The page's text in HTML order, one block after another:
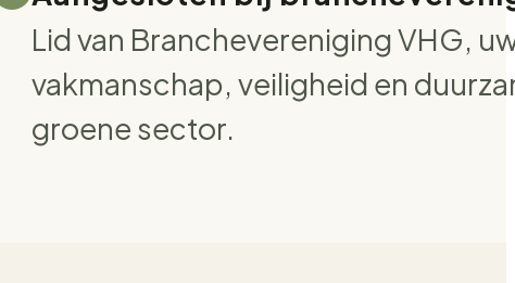
Lid van Branchevereniging VHG,
vakmanschap, veiligheid en
groene sector.